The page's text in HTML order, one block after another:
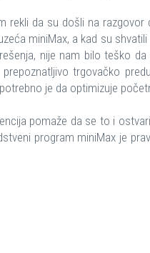
rekli da su došli na razgovor
miniMax, a kad su
nije nam bilo teško
trgovačko
je da optimizuje
pomaže da se to i
program miniMax je